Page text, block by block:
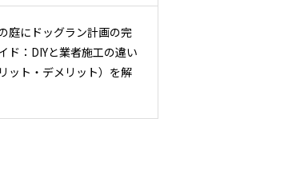
庭にドッグラン計画の完
ド：DIYと業者施工の違い
リット・デメリット）を解